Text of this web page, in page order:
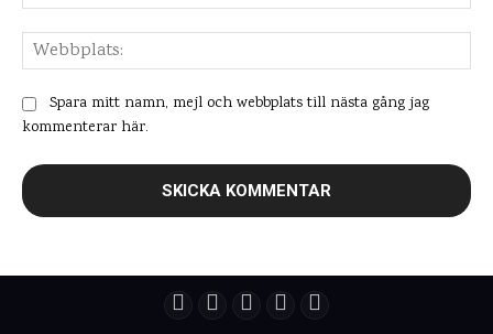
Spara mitt namn, mejl och webbplats till nästa gång jag
kommenterar här.